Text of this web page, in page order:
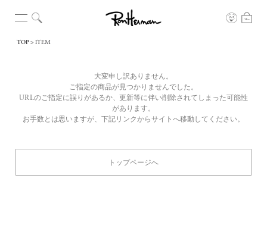
TOP ITEM
大変申し訳ありません。
ご指定の商品が見つかりませんでした。
URLのご指定に誤りがあるか、更新等に伴い削除されてしまった可能性
があります。
お手数とは思いますが、下記リンクからサイトへ移動してください。
トップページへ